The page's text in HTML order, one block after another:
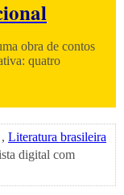
obra de contos
quatro
, Literatura brasileira
digital com